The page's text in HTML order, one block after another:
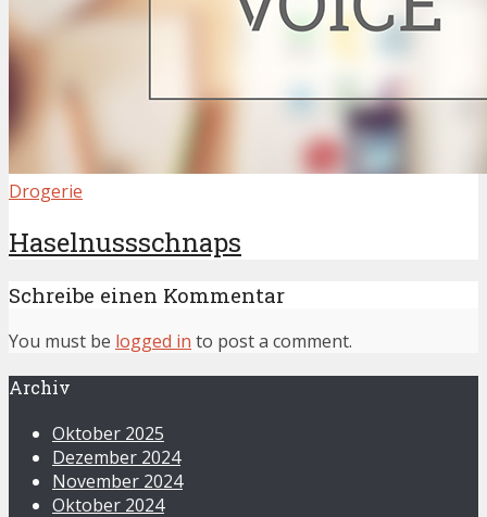
Drogerie
Haselnussschnaps
Schreibe einen Kommentar
You must be logged in to post a comment.
Archiv
Oktober 2025
Dezember 2024
November 2024
Oktober 2024